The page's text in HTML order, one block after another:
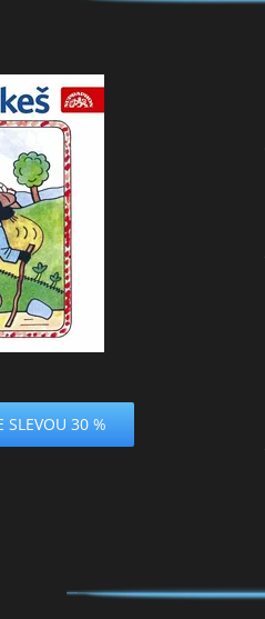
SLEVOU 30 %